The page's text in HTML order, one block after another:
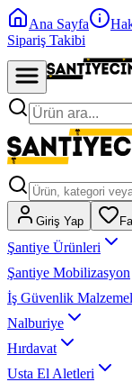
Ana Sayfa
Sipariş Takibi
Giriş Yap
Şantiye Ürünleri
Şantiye Mobilizasyon
İş Güvenlik
Nalburiye
Hırdavat
Usta El Aletleri